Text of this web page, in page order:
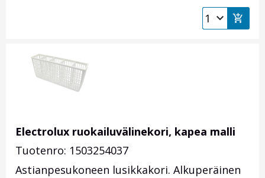
Electrolux ruokailuvälinekori, kapea malli
Tuotenro: 1503254037
Astianpesukoneen lusikkakori. Alkuperäinen